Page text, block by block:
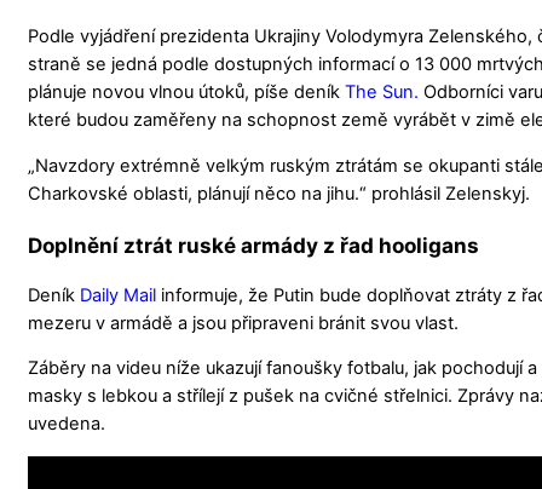
Podle vyjádření prezidenta Ukrajiny Volodymyra
straně se jedná podle dostupných informací o 13 000
plánuje novou vlnou útoků, píše deník The Sun. Odborníci
které budou zaměřeny na schopnost země vyrábět v zimě
„Navzdory extrémně velkým ruským ztrátám se okupanti
Charkovské oblasti, plánují něco na jihu.“ prohlásil Zelenskyj.
Doplnění ztrát ruské armády z řad hooligans
Deník Daily Mail informuje, že Putin bude doplňovat ztráty z
mezeru v armádě a jsou připraveni bránit svou vlast.
Záběry na videu níže ukazují fanoušky fotbalu, jak pochodují
masky s lebkou a střílejí z pušek na cvičné střelnici. Zprávy
uvedena.